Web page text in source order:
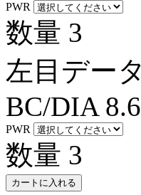
PWR
数量 3
左目デー
BC/DIA
PWR
数量 3
カートに入れる